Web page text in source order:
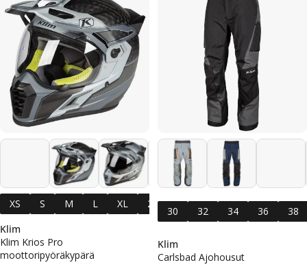
XS S M L XL 2XL
3XL
Klim
Klim Krios Pro
moottoripyöräkypärä
30 32 34 36 38
Klim
Carlsbad Ajohousut